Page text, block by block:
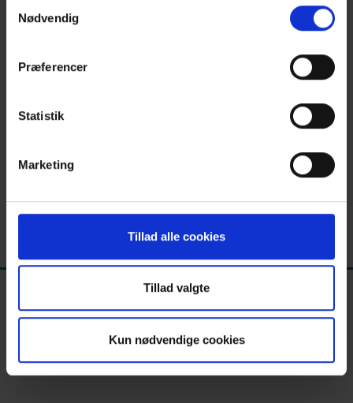
Læs mere om brugen af cookies på vores hjemmeside
Læs mere om vores behandling af personoplysninger
her.
Nødvendig
Præferencer
Statistik
Marketing
Tillad alle cookies
Tillad valgte
Kun nødvendige cookies
laboratorium
Mød læger, sygeplejersker og andet personale
Besøg vores spændende stande, hør blandt
Prøv selv: Bring et barn til verden og udfør en
kikkertoperation
Aktiviteter for børn og barnlige sjæle